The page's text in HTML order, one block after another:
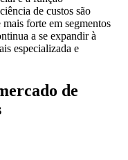
de custos são
forte em segmentos
a se expandir à
especializada e
de